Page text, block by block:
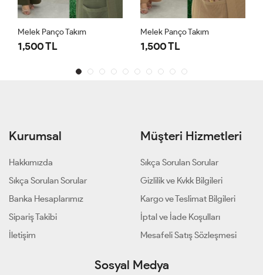
Melek Panço Takım
1,500 TL
Melek Panço Takım
1,500 TL
Kurumsal
Hakkımızda
Sıkça Sorulan Sorular
Banka Hesaplarımız
Sipariş Takibi
İletişim
Müşteri Hizmetleri
Sıkça Sorulan Sorular
Gizlilik ve Kvkk Bilgileri
Kargo ve Teslimat Bilgileri
İptal ve İade Koşulları
Mesafeli Satış Sözleşmesi
Sosyal Medya